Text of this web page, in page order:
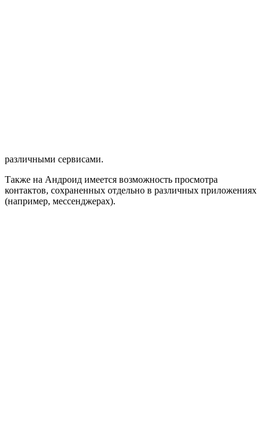
различными сервисами.
Также на Андроид имеется возможность просмотра
контактов, сохраненных отдельно в различных приложениях
(например, мессенджерах).